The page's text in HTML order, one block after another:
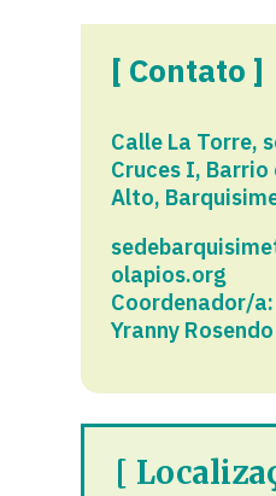
[ Contato ]
Calle La Torre,
Cruces I,
Alto,
olapios.org
Coordenador/a:
Yranny Rosendo
[